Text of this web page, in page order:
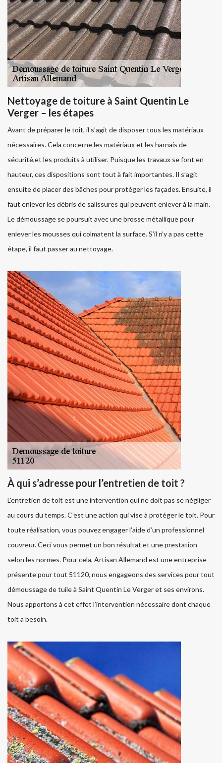
Nettoyage de toiture à Saint Quentin Le
Verger – les étapes
Avant de préparer le toit, il s’agit de disposer tous les matériaux
nécessaires. Cela concerne les matériaux et les harnais de
sécurité,et les produits à utiliser. Puisque les travaux se font en
hauteur, ces dispositions sont tout à fait importantes. Il s’agit
ensuite de placer des bâches pour protéger les façades. Ensuite, il
faut enlever les débris de salissures qui peuvent enlever à la main.
Le démoussage se poursuit avec une brosse métallique pour
enlever les mousses qui colmatent la surface. S’il n’y a pas cette
étape, il faut passer au nettoyage.
À qui s’adresse pour l’entretien de toit ?
L’entretien de toit est une intervention qui ne doit pas se négliger
au cours du temps. C’est une action qui vise à protéger le toit. Pour
toute réalisation, vous pouvez engager l’aide d’un professionnel
couvreur. Ceci vous permet un bon résultat et une prestation
selon les normes. Pour cela, Artisan Allemand est une entreprise
présente pour tout 51120, nous engageons des services pour tout
démoussage de tuile à Saint Quentin Le Verger et ses environs.
Nous apportons à cet effet l’intervention nécessaire dont chaque
toit a besoin.